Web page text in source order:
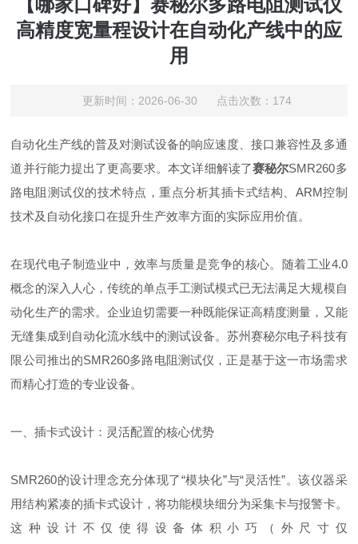
【哪家口碑好】赛秘尔多路电阻测试仪
高精度宽量程设计在自动化产线中的应
用
更新时间：2026-06-30 点击次数：174
自动化生产线的普及对测试设备的响应速度、接口兼容性及多通
道并行能力提出了更高要求。本文详细解读了赛秘尔SMR260多
路电阻测试仪的技术特点，重点分析其插卡式结构、ARM控制
技术及自动化接口在提升生产效率方面的实际应用价值。
在现代电子制造业中，效率与质量是竞争的核心。随着工业4.0
概念的深入人心，传统的单点手工测试模式已无法满足大规模自
动化生产的需求。企业迫切需要一种既能保证高精度测量，又能
无缝集成到自动化流水线中的测试设备。苏州赛秘尔电子科技有
限公司推出的SMR260多路电阻测试仪，正是基于这一市场需求
而精心打造的专业设备。
一、插卡式设计：灵活配置的核心优势
SMR260的设计理念充分体现了“模块化”与“灵活性”。该仪器采
用结构紧凑的插卡式设计，将功能模块细分为采集卡与报警卡。
这种设计不仅使得设备体积小巧（外尺寸仅